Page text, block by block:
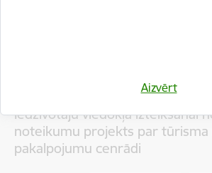
Aizvērt
Iedzīvotāju viedokļa izteikšanai
noteikumu projekts par tūrisma
pakalpojumu cenrādi